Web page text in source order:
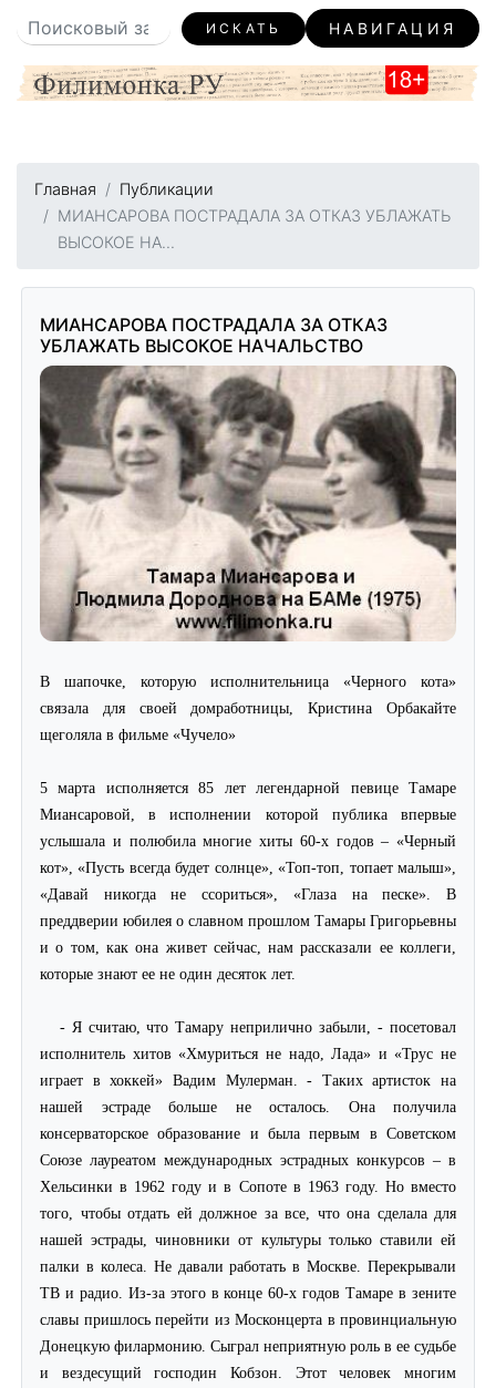
ИСКАТЬ НАВИГАЦИЯ
Главная
Публикации
МИАНСАРОВА ПОСТРАДАЛА ЗА ОТКАЗ УБЛАЖАТЬ
ВЫСОКОЕ НА...
МИАНСАРОВА ПОСТРАДАЛА ЗА ОТКАЗ
УБЛАЖАТЬ ВЫСОКОЕ НАЧАЛЬСТВО
В шапочке, которую исполнительница «Черного кота»
связала для своей домработницы, Кристина Орбакайте
щеголяла в фильме «Чучело»
5 марта исполняется 85 лет легендарной певице Тамаре
Миансаровой, в исполнении которой публика впервые
услышала и полюбила многие хиты 60-х годов – «Черный
кот», «Пусть всегда будет солнце», «Топ-топ, топает малыш»,
«Давай никогда не ссориться», «Глаза на песке». В
преддверии юбилея о славном прошлом Тамары Григорьевны
и о том, как она живет сейчас, нам рассказали ее коллеги,
которые знают ее не один десяток лет.
- Я считаю, что Тамару неприлично забыли, - посетовал
исполнитель хитов «Хмуриться не надо, Лада» и «Трус не
играет в хоккей» Вадим Мулерман. - Таких артисток на
нашей эстраде больше не осталось. Она получила
консерваторское образование и была первым в Советском
Союзе лауреатом международных эстрадных конкурсов – в
Хельсинки в 1962 году и в Сопоте в 1963 году. Но вместо
того, чтобы отдать ей должное за все, что она сделала для
нашей эстрады, чиновники от культуры только ставили ей
палки в колеса. Не давали работать в Москве. Перекрывали
ТВ и радио. Из-за этого в конце 60-х годов Тамаре в зените
славы пришлось перейти из Москонцерта в провинциальную
Донецкую филармонию. Сыграл неприятную роль в ее судьбе
и вездесущий господин Кобзон. Этот человек многим